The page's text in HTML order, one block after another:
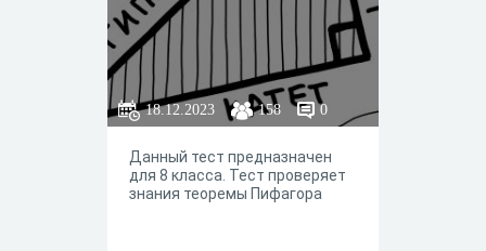
18.12.2023 158 0
Данный тест предназначен
для 8 класса. Тест проверяет
знания теоремы Пифагора